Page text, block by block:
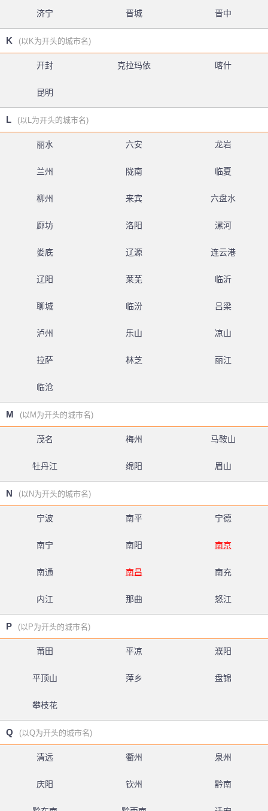
济宁 晋城 晋中
K (以K为开头的城市名)
开封 克拉玛依 喀什
昆明
L (以L为开头的城市名)
丽水 六安 龙岩
兰州 陇南 临夏
柳州 来宾 六盘水
廊坊 洛阳 漯河
娄底 辽源 连云港
辽阳 莱芜 临沂
聊城 临汾 吕梁
泸州 乐山 凉山
拉萨 林芝 丽江
临沧
M (以M为开头的城市名)
茂名 梅州 马鞍山
牡丹江 绵阳 眉山
N (以N为开头的城市名)
宁波 南平 宁德
南宁 南阳 南京
南通 南昌 南充
内江 那曲 怒江
P (以P为开头的城市名)
莆田 平凉 濮阳
平顶山 萍乡 盘锦
攀枝花
Q (以Q为开头的城市名)
清远 衢州 泉州
庆阳 钦州 黔南